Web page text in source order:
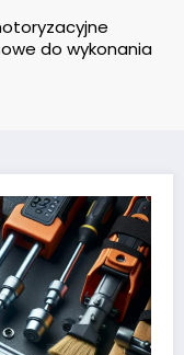
do wykonania